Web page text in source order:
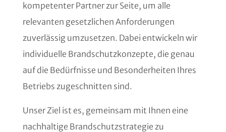
kompetenter Partner zur Seite, um alle
relevanten gesetzlichen Anforderungen
zuverlässig umzusetzen. Dabei entwickeln wir
individuelle Brandschutzkonzepte, die genau
auf die Bedürfnisse und Besonderheiten Ihres
Betriebs zugeschnitten sind.
Unser Ziel ist es, gemeinsam mit Ihnen eine
nachhaltige Brandschutzstrategie zu